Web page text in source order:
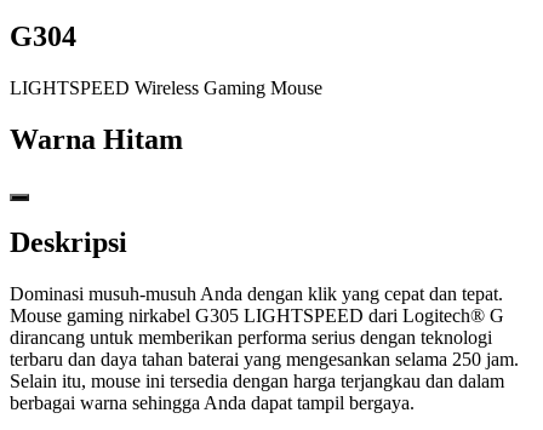
G304
LIGHTSPEED Wireless Gaming Mouse
Warna Hitam
Deskripsi
Dominasi musuh-musuh Anda dengan klik yang cepat dan tepat.
Mouse gaming nirkabel G305 LIGHTSPEED dari Logitech® G
dirancang untuk memberikan performa serius dengan teknologi
terbaru dan daya tahan baterai yang mengesankan selama 250 jam.
Selain itu, mouse ini tersedia dengan harga terjangkau dan dalam
berbagai warna sehingga Anda dapat tampil bergaya.